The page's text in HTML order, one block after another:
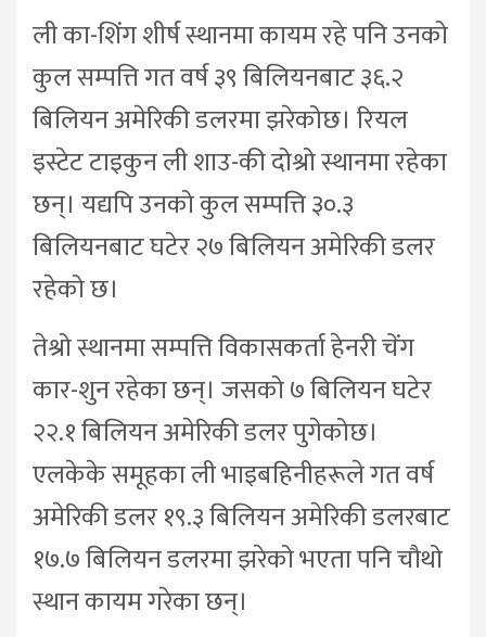
ली का-शिंग शीर्ष स्थानमा कायम रहे पनि उनको
कुल सम्पत्ति गत वर्ष ३९ बिलियनबाट ३६.२
बिलियन अमेरिकी डलरमा झरेकोछ। रियल
इस्टेट टाइकुन ली शाउ-की दोश्रो स्थानमा रहेका
छन्। यद्यपि उनको कुल सम्पत्ति ३०.३
बिलियनबाट घटेर २७ बिलियन अमेरिकी डलर
रहेको छ।
तेश्रो स्थानमा सम्पत्ति विकासकर्ता हेनरी चेंग
कार-शुन रहेका छन्। जसको ७ बिलियन घटेर
२२.१ बिलियन अमेरिकी डलर पुगेकोछ।
एलकेके समूहका ली भाइबहिनीहरूले गत वर्ष
अमेरिकी डलर १९.३ बिलियन अमेरिकी डलरबाट
१७.७ बिलियन डलरमा झरेको भएता पनि चौथो
स्थान कायम गरेका छन्।